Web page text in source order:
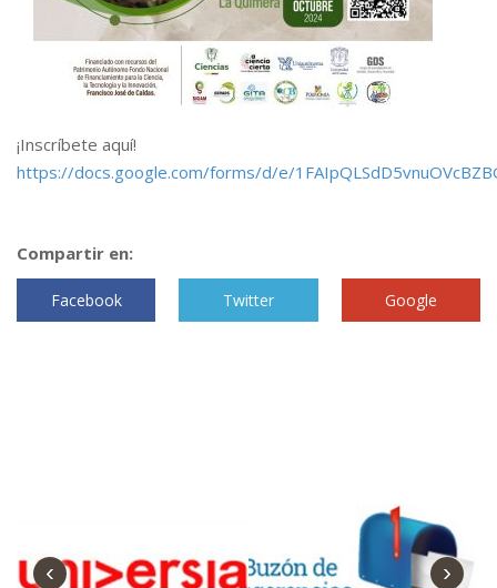
¡Inscríbete aquí!
https://docs.google.com/forms/d/e/
Compartir en:
Facebook Twitter Google
‹ ›